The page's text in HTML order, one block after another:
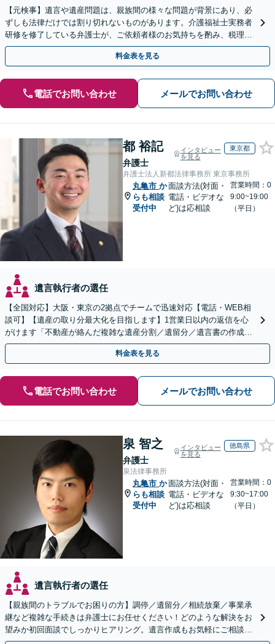
【元検事】遺言や遺産問題は、親族間の様々な問題が背景にあり、必
ずしも法律だけでは割り切れないものがあります。介護福祉士実務者
研修を修了している弁護士が、ご依頼者様のお気持ちを酌み、税理士
など他士業とも密接に連携しながら丁寧に対応いたします。
料金表を見る
電話でお問い合わせ メールでお問い合わせ
都 裕記
弁護士
インタビュー
を見る
東京都
弁護士法人新都法律事務所 東京事務所
丸亀市 か
らも相談
受付中
面談方法(対面・
電話・ビデオな
ど)は応相談
営業時間：0
9:00~19:00
（平日）
遺言執行者の選任
【全国対応】大阪・東京の2拠点でチームで迅速対応【電話・WEB相
談可】【遺産の取り分最大化を目指します】1営業日以内の返信を心
がけます「不動産が絡んだ複雑な遺産分割／遺留分／遺言書の作成・
執行／事業承継など、お任せください」【休日相談あり】
料金表を見る
電話でお問い合わせ メールでお問い合わせ
泉 智之
弁護士
インタビュー
を見る
徳島県
泉法律事務所
丸亀市 か
らも相談
受付中
面談方法(対面・
電話・ビデオな
ど)は応相談
営業時間：0
9:30~17:00
（平日）
遺言執行者の選任
【親族間のトラブルでお困りの方】調停／遺留分／相続放棄／事業承
継など複雑な手続きは弁護士にお任せください！どのような解決をお
望みか初回面談でしっかりヒアリング。遺言作成もお気軽にご相談く
ださい。